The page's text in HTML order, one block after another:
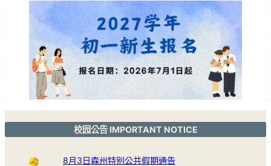
校园公告 IMPORTANT NOTICE
8月3日森州特别公共假期通告